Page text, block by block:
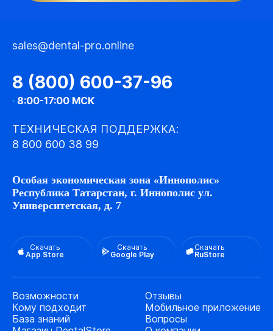
sales@dental-pro.online
8 (800) 600-37-96
· 8:00-17:00 МСК
ТЕХНИЧЕСКАЯ ПОДДЕРЖКА:
8 800 600 38 99
Особая экономическая зона «Иннополис»
Республика Татарстан, г. Иннополис ул.
Университетская, д. 7
Скачать
App Store
Скачать
Google Play
Скачать
RuStore
Возможности
Кому подходит
База знаний
Отзывы
Мобильное приложение
Вопросы